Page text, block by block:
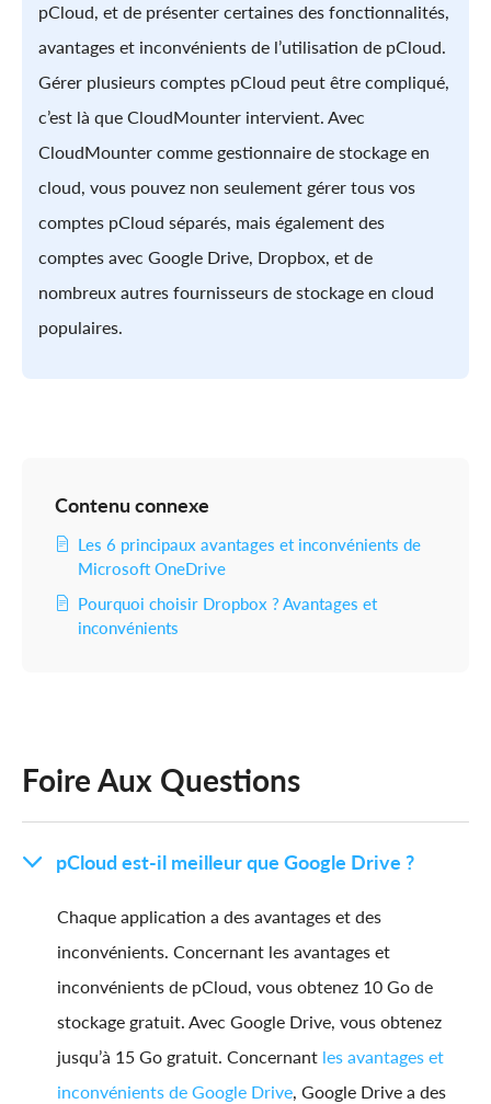
pCloud, et de présenter certaines des fonctionnalités,
avantages et inconvénients de l’utilisation de pCloud.
Gérer plusieurs comptes pCloud peut être compliqué,
c’est là que CloudMounter intervient. Avec
CloudMounter comme gestionnaire de stockage en
cloud, vous pouvez non seulement gérer tous vos
comptes pCloud séparés, mais également des
comptes avec Google Drive, Dropbox, et de
nombreux autres fournisseurs de stockage en cloud
populaires.
Contenu connexe
Les 6 principaux avantages et inconvénients de
Microsoft OneDrive
Pourquoi choisir Dropbox ? Avantages et
inconvénients
Foire Aux Questions
pCloud est-il meilleur que Google Drive ?
Chaque application a des avantages et des
inconvénients. Concernant les avantages et
inconvénients de pCloud, vous obtenez 10 Go de
stockage gratuit. Avec Google Drive, vous obtenez
jusqu’à 15 Go gratuit. Concernant les avantages et
inconvénients de Google Drive , Google Drive a des